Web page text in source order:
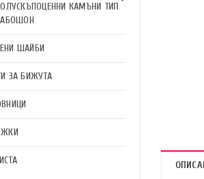
КАМЪНИ ТИП
ШАЙБИ
ЗА БИЖУТА